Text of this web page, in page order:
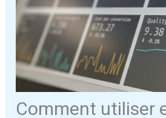
Comment utiliser